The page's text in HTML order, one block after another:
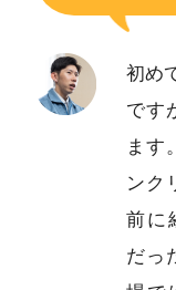
初め
です
ます
ンク
前に
だっ